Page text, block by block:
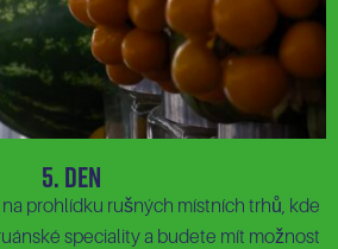
5. Den
prohlídku rušných místních trhů, kde
speciality a budete mít možnost